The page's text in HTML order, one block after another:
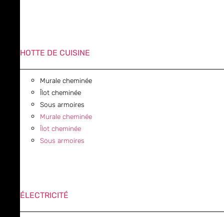
HOTTE DE CUISINE
Murale cheminée
Îlot cheminée
Sous armoires
Murale cheminée
Îlot cheminée
Sous armoires
ÉLECTRICITÉ